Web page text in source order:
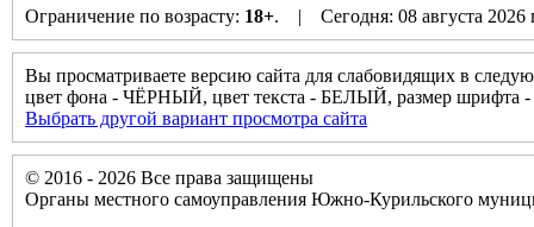
Ограничение по возрасту: 18+. | Сегодня: 08 августа
Вы просматриваете версию сайта для слабовидящих в
цвет фона - ЧЁРНЫЙ, цвет текста - БЕЛЫЙ, размер
Выбрать другой вариант просмотра сайта
© 2016 - 2026 Все права защищены
Органы местного самоуправления Южно-Курильского